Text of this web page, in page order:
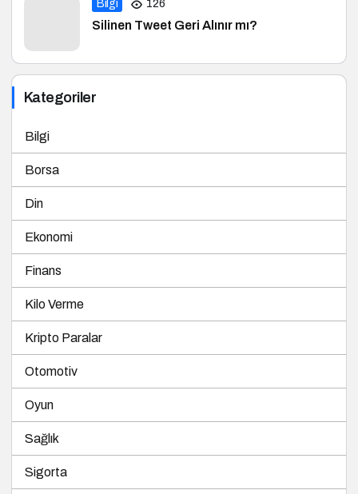
Bilgi 126
Silinen Tweet Geri Alınır mı?
Kategoriler
Bilgi
Borsa
Din
Ekonomi
Finans
Kilo Verme
Kripto Paralar
Otomotiv
Oyun
Sağlık
Sigorta